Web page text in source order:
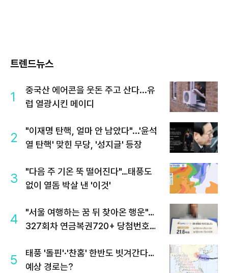
트렌드뉴스
1
중국산 에어콘을 웃돈 주고 산다...유
럽 열광시킨 메이디
2
"이재명 탄핵, 얼마 안 남았다"...'윤석
열 탄핵' 맞힌 무당, '성지글' 등장
3
"다음 주 기온 뚝 떨어진다"…태풍도
없이 열돔 박살 낸 '이것'
4
"서울 여행하는 꿈 뒤 찾아온 행운"…
327회차 연금복권720+ 당첨번호조
5
태풍 '돌핀'·'찬홈' 한반도 빗겨간다…
예상 경로는?